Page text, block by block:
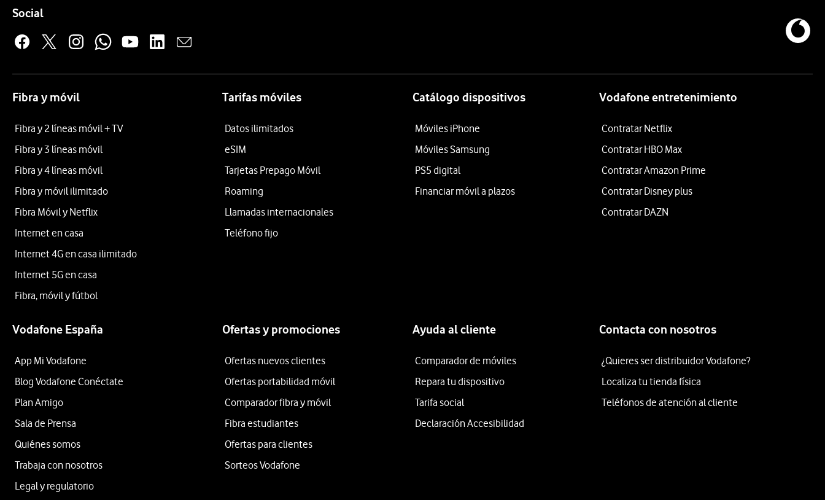
SocialEnlaces a las redes sociales de Vodafone
Fibra y móvil
Fibra y 2 líneas móvil + TV
Fibra y 3 líneas móvil
Fibra y 4 líneas móvil
Fibra y móvil ilimitado
Fibra Móvil y Netflix
Internet en casa
Internet 4G en casa ilimitado
Internet 5G en casa
Fibra, móvil y fútbol
Tarifas móviles
Datos ilimitados
eSIM
Tarjetas Prepago Móvil
Roaming
Llamadas internacionales
Teléfono fijo
Catálogo dispositivos
Móviles iPhone
Móviles Samsung
PS5 digital
Financiar móvil a plazos
Vodafone entretenimiento
Contratar Netflix
Contratar HBO Max
Contratar Amazon Prime
Contratar Disney plus
Contratar DAZN
Vodafone España
App Mi Vodafone
Blog Vodafone Conéctate
Plan Amigo
Sala de Prensa
Quiénes somos
Trabaja con nosotros
Legal y regulatorio
Ofertas y promociones
Ofertas nuevos clientes
Ofertas portabilidad móvil
Comparador fibra y móvil
Fibra estudiantes
Ofertas para clientes
Sorteos Vodafone
Ayuda al cliente
Comparador de móviles
Repara tu dispositivo
Tarifa social
Declaración Accesibilidad
Contacta con nosotros
¿Quieres ser distribuidor Vodafone?
Localiza tu tienda física
Teléfonos de atención al cliente